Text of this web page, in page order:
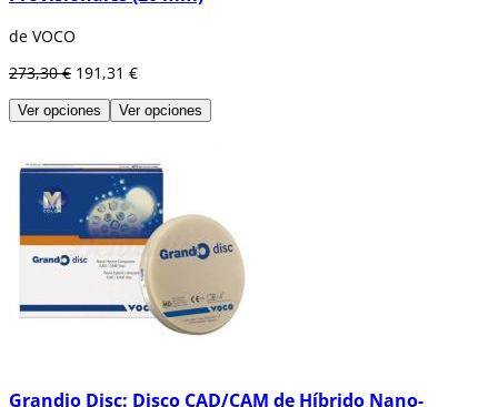
de VOCO
273,30 € 191,31 €
Ver opciones Ver opciones
Grandio Disc: Disco CAD/CAM de Híbrido Nano-